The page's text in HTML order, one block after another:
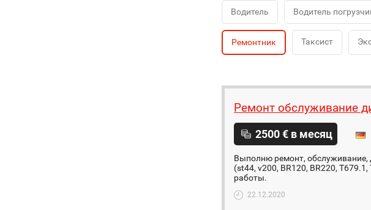
Водитель Водитель
Ремонтник Таксист
Ремонт обслуживание
2500 € в месяц
Выполню ремонт, обслуживание,
(st44, v200, BR120, BR220,
работы.
22.12.2020